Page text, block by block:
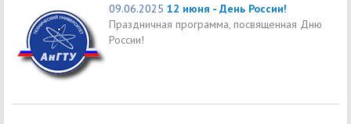
09.06.2025 12 июня - День России!
Праздничная программа, посвященная Дню
России!